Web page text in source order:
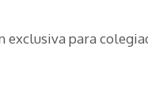
exclusiva para